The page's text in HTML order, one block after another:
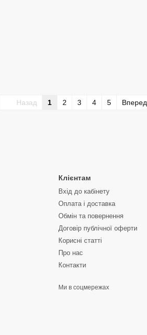
Назад 1 2 3 4 5 Вперед
Клієнтам
Вхід до кабінету
Оплата і доставка
Обмін та повернення
Договір публічної оферти
Корисні статті
Про нас
Контакти
Ми в соцмережах